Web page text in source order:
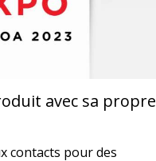
avec sa propre
contacts pour des